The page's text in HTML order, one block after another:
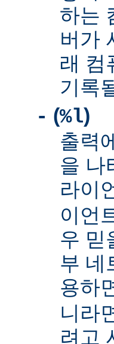
하는
버가
래 컴
기록
- (%l)
출력
을 나
라이
이언
우 믿
부 네
용하
니라
려고